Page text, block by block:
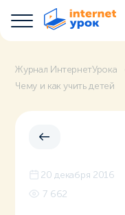
Журнал ИнтернетУрока
Чему и как учить детей
20 декабря 2016
7 662